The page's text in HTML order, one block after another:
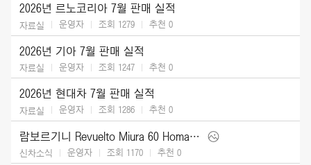
2026년 르노코리아 7월 판매 실적
자료실 운영자 조회 1279 추천 0
2026년 기아 7월 판매 실적
자료실 운영자 조회 1247 추천 0
2026년 현대차 7월 판매 실적
자료실 운영자 조회 1286 추천 0
람보르기니 Revuelto Miura 60 Homage (2026)
신차소식 운영자 조회 1170 추천 0